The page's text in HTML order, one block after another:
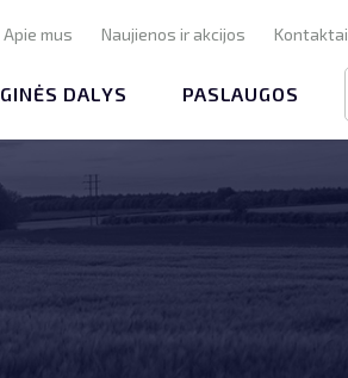
Apie mus Naujienos ir akcijos Kontaktai
DALYS PASLAUGOS